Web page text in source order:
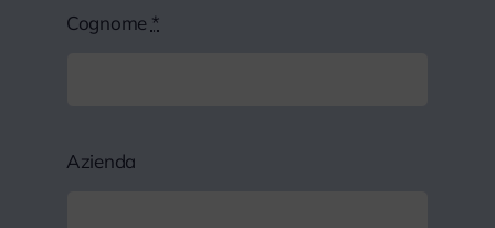
Cognome *
Azienda